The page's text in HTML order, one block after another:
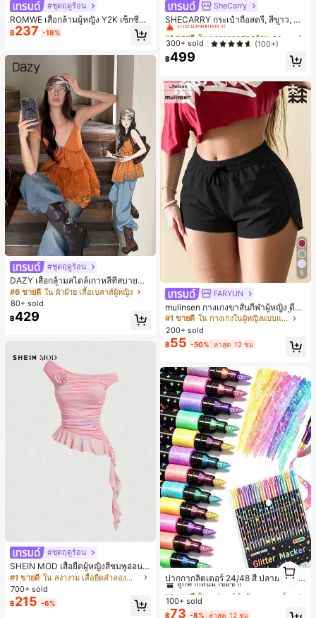
#ชุดฤดูร้อน
ROMWE เสื้อกล้ามผู้หญิง Y2K เซ็กซี่สไ
ตล์สาวฮอต มินิมอล คอวีลึก คอคาวบอ
ย ย้อนยุค เปิดหลัง สายคล้องคอ (รวมชั้
฿237 -18%
#ชุดฤดูร้อน
DAZY เสื้อกล้ามสไตล์เกาหลีที่สบายสำ
หรับผู้หญิง, เสื้อน่ารักสำหรับฤดูใบไม้ผล
ิ/ฤดูร้อน, เสื้อสำหรับโรงเรียน
#6 ขายดี ใน ผ้าฝ้าย เสื้อเบลาส์ผู้หญิง
80+ sold
฿429
#ชุดฤดูร้อน
SHEIN MOD เสื้อยืดผู้หญิงสีชมพูอ่อนฤ
ดูร้อนสไตล์ชิคสบายๆ สำหรับเดท ลายมั
ดย้อมสีสันสดใส ไหล่ไม่สมมาตร ดอกไ
ม้ 3D ชายระบายรัดรูป ลายดอกไม้สำห
รับชายหาด
#1 ขายดี
ใน สง่างาม เสื้อยืดลำลองสำหรับใส่ทุกวัน
700+ sold
฿215 -6%
SheCarry
SHECARRY กระเป๋าถือสตรี, สีขาว, แฟ
ชั่น, สง่างาม, วันหยุด, งานปาร์ตี้
#1 ขายดี
เกือบหมดแล้ว!
#1 ขายดี
เกือบหมดแล้ว!
#1 ขายดี
เกือบหมดแล้ว!
#1 ขายดี
ใน บรรยากาศฤดูร้อน กระเป๋าหูหิ้วด้านบนผู้หญิง
300+ sold (100+)
฿499
5
FARYUN
mulinsen กางเกงขาสั้นกีฬาผู้หญิง ดีไซ
น์ปลายเปิด เอวยืดหยุ่น กางเกงขาสั้น
ลำลองกีฬาฤดูร้อน ความยาว 3/4
#1 ขายดี
ใน กางเกงในผู้หญิงแบบแอคทีฟ
200+ sold
฿55 -50% ล่าสุด 12 ชม
ปากกากลิตเตอร์ 24/48 สี ปลายคู่ หมึก
แห้งเร็ว - ปลายละเอียด ปลายถึงตัวด้า
ม ปากกากลิตเตอร์สีสัน เหมาะสำหรับส
มุดภาพ การทำบัตร การจดบันทึก ปาก
#1 ขายดี
ใน อุปกรณ์สำนักงานและโรงเรียน
ลูกค้ากลับมาซื้อซ้ำ!
#1 ขายดี
ลูกค้ากลับมาซื้อซ้ำ!
#1 ขายดี
ลูกค้ากลับมาซื้อซ้ำ!
#1 ขายดี
ใน อุปกรณ์สำนักงานและโรงเรียน
100+ sold
฿73 -8% ล่าสุด 12 ชม
1